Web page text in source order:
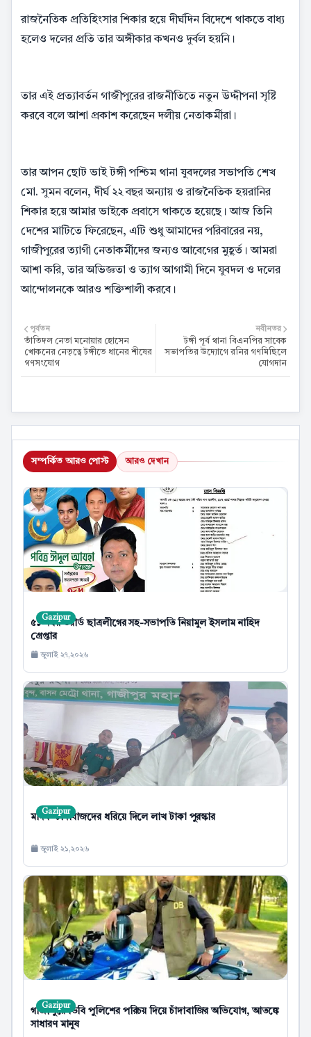
রাজনৈতিক প্রতিহিংসার শিকার হয়ে দীর্ঘদিন বিদেশে থাকতে বাধ্য
হলেও দলের প্রতি তার অঙ্গীকার কখনও দুর্বল হয়নি।
তার এই প্রত্যাবর্তন গাজীপুরের রাজনীতিতে নতুন উদ্দীপনা সৃষ্টি
করবে বলে আশা প্রকাশ করেছেন দলীয় নেতাকর্মীরা।
তার আপন ছোট ভাই টঙ্গী পশ্চিম থানা যুবদলের সভাপতি শেখ
মো. সুমন বলেন, দীর্ঘ ২২ বছর অন্যায় ও রাজনৈতিক হয়রানির
শিকার হয়ে আমার ভাইকে প্রবাসে থাকতে হয়েছে। আজ তিনি
দেশের মাটিতে ফিরেছেন, এটি শুধু আমাদের পরিবারের নয়,
গাজীপুরের ত্যাগী নেতাকর্মীদের জন্যও আবেগের মুহূর্ত। আমরা
আশা করি, তার অভিজ্ঞতা ও ত্যাগ আগামী দিনে যুবদল ও দলের
আন্দোলনকে আরও শক্তিশালী করবে।
নবীনতর
টঙ্গী পূর্ব থানা বিএনপির সাবেক
সভাপতির উদ্যোগে রনির গণমিছিলে
যোগদান
পূর্বতন
তাঁতিদল নেতা মনোয়ার হোসেন
খোকনের নেতৃত্বে টঙ্গীতে ধানের শীষের
গণসংযোগ
সম্পর্কিত আরও পোস্ট আরও দেখান
Gazipur
৫১ নম্বর ওয়ার্ড ছাত্রলীগের সহ-সভাপতি নিয়ামুল ইসলাম নাহিদ
গ্রেপ্তার
জুলাই ২৭,২০২৬
Gazipur
মাদক-চাঁদাবাজদের ধরিয়ে দিলে লাখ টাকা পুরস্কার
জুলাই ২১,২০২৬
Gazipur
গাজীপুরে ডিবি পুলিশের পরিচয় দিয়ে চাঁদাবাজির অভিযোগ, আতঙ্কে
সাধারণ মানুষ